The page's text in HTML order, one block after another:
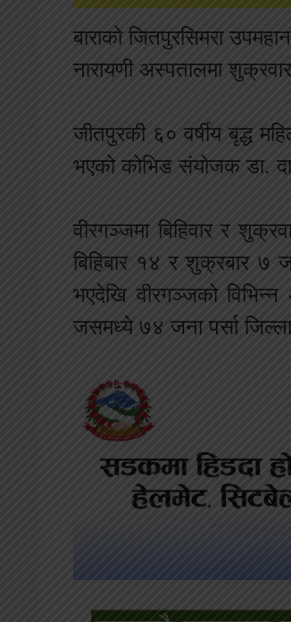
बाराको जितपुरसिमरा
नारायणी अस्पतालमा
जीतपुरकी ६० वर्षीय बृद्ध
भएको कोभिड संयोजक डा.
वीरगञ्जमा बिहिवार र
बिहिबार १४ र शुक्रबार ७
भएदेखि वीरगञ्जको
जसमध्ये ७४ जना पर्सा